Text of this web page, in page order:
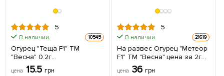
5
В наличии. 10545
Огурец "Теща F1" ТМ
"Весна" 0.2г
(самоопыляемый)
цена 15.5 грн
5
В наличии. 21619
На развес Огурец "Метеор
F1" ТМ "Весна" цена за 2г
(самоопыляемый)
цена 36 грн